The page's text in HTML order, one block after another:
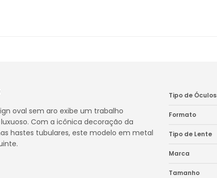
oval sem aro exibe um trabalho
Com a icônica decoração da
hastes tubulares, este modelo em metal
Tipo de Óculos
Formato
Tipo de Lente
Marca
Tamanho